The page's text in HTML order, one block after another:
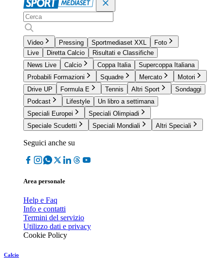
Video Pressing Sportmediaset XXL
Foto
Live
Diretta Calcio
Risultati e Classifiche
News Live
Calcio Coppa Italia
Supercoppa Italiana
Probabili Formazioni
Squadre Mercato
Motori
Drive UP
Formula E Tennis Altri Sport
Sondaggi
Podcast
Lifestyle
Un libro a settimana
Speciali Europei
Speciali Olimpiadi
Speciale Scudetti
Speciali Mondiali Altri Speciali
Seguici anche su
Area personale
Help e Faq
Info e contatti
Termini del servizio
Utilizzo dati e privacy
Cookie Policy
Calcio